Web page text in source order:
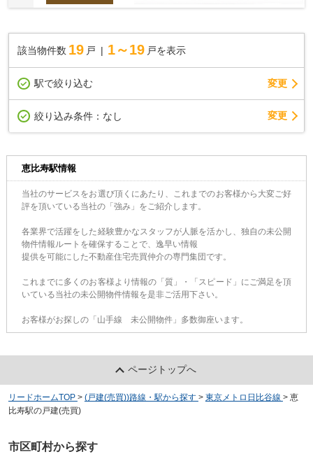
該当物件数 19 戸 1～19 戸を表示
駅で絞り込む 変更
絞り込み条件： なし 変更
恵比寿駅情報
当社のサービスをお選び頂くにあたり、これまでのお客様から大変ご好
評を頂いている当社の「強み」をご紹介します。
各業界で活躍をした経験豊かなスタッフが人脈を活かし、独自の未公開
物件情報ルートを確保することで、逸早い情報
提供を可能にした不動産住宅売買仲介の専門集団です。
これまでに多くのお客様より情報の「質」・「スピード」にご満足を頂
いている当社の未公開物件情報を是非ご活用下さい。
お客様がお探しの「山手線 未公開物件」多数御座います。
ページトップへ
リードホームTOP > (戸建(売買))路線・駅から探す > 東京メトロ日比谷線 > 恵
比寿駅の戸建(売買)
市区町村から探す